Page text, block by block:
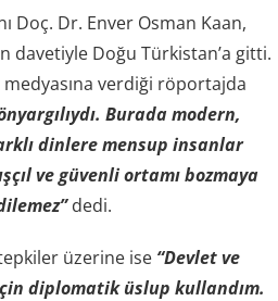
Doç. Dr. Enver Osman Kaan,
davetiyle Doğu Türkistan’a gitti.
verdiği röportajda
Burada modern,
dinlere mensup insanlar
ve güvenli ortamı bozmaya
dedi.
üzerine ise “Devlet ve
diplomatik üslup kullandım.